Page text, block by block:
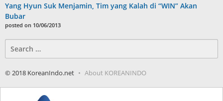
Yang Hyun Suk Menjamin, Tim yang Kalah di “WIN” Akan
Bubar
posted on 10/06/2013
for:
© 2018 KoreanIndo.net About KOREANINDO